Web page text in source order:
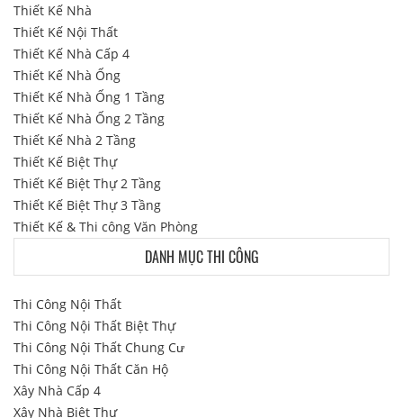
Thiết Kế Nhà
Thiết Kế Nội Thất
Thiết Kế Nhà Cấp 4
Thiết Kế Nhà Ống
Thiết Kế Nhà Ống 1 Tầng
Thiết Kế Nhà Ống 2 Tầng
Thiết Kế Nhà 2 Tầng
Thiết Kế Biệt Thự
Thiết Kế Biệt Thự 2 Tầng
Thiết Kế Biệt Thự 3 Tầng
Thiết Kế & Thi công Văn Phòng
DANH MỤC THI CÔNG
Thi Công Nội Thất
Thi Công Nội Thất Biệt Thự
Thi Công Nội Thất Chung Cư
Thi Công Nội Thất Căn Hộ
Xây Nhà Cấp 4
Xây Nhà Biệt Thự